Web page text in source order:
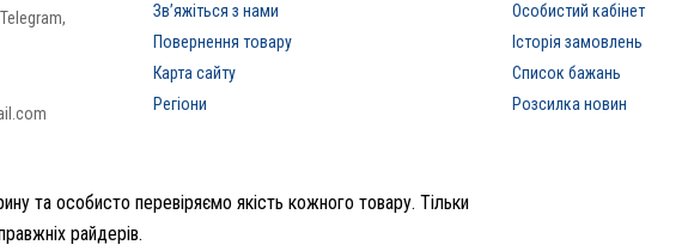
Звʼяжіться з нами
Повернення товару
Карта сайту
Регіони
Особистий кабінет
Історія замовлень
Список бажань
Розсилка новин
та особисто перевіряємо якість кожного товару. Тільки
райдерів.